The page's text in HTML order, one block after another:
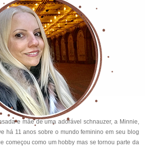
e mãe de uma adorável schnauzer, a Minnie,
há 11 anos sobre o mundo feminino em seu blog
começou como um hobby mas se tornou parte da